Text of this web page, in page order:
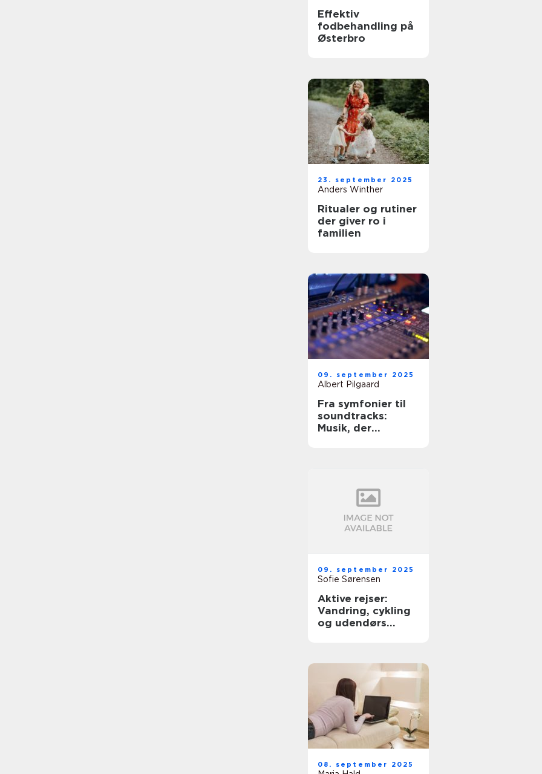
Effektiv
fodbehandling på
Østerbro
23. september 2025
Anders Winther
Ritualer og rutiner
der giver ro i
familien
09. september 2025
Albert Pilgaard
Fra symfonier til
soundtracks:
Musik, der
09. september 2025
Sofie Sørensen
Aktive rejser:
Vandring, cykling
og udendørs
08. september 2025